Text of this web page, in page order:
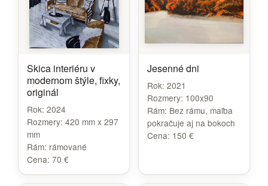
Skica interiéru v
modernom štýle, fixky,
originál
Rok: 2024
Rozmery: 420 mm x 297
mm
Rám: rámované
Cena: 70 €
Jesenné dni
Rok: 2021
Rozmery: 100x90
Rám: Bez rámu, maľba
pokračuje aj na bokoch
Cena: 150 €